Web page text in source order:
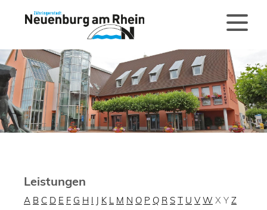
Leistungen
A B C D E F G H I J K L M N O P Q R S T U V W X Y Z